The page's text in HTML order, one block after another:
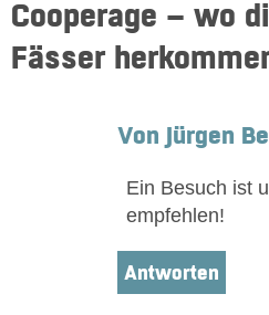
Cooperage – wo
Fässer
Von Jürgen
Ein Besuch ist
empfehlen!
Antworten